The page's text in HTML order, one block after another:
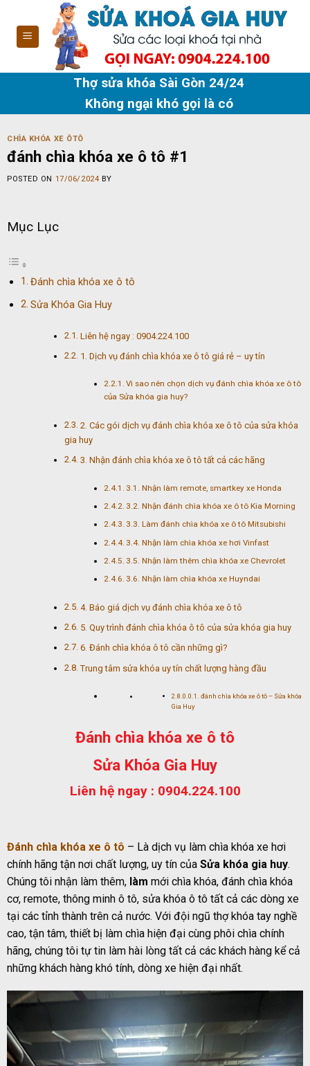
content
Thợ sửa khóa Sài Gòn 24/24
Không ngại khó gọi là có
CHÌA KHÓA XE ÔTÔ
đánh chìa khóa xe ô tô #1
POSTED ON 17/06/2024 BY
Mục Lục
Đánh chìa khóa xe ô tô
Sửa Khóa Gia Huy
Liên hệ ngay : 0904.224.100
1. Dịch vụ đánh chìa khóa xe ô tô giá rẻ – uy tín
Vì sao nên chọn dịch vụ đánh chìa khóa xe ô tô
của Sửa khóa gia huy?
2. Các gói dịch vụ đánh chìa khóa xe ô tô của sửa khóa
gia huy
3. Nhận đánh chìa khóa xe ô tô tất cả các hãng
3.1. Nhận làm remote, smartkey xe Honda
3.2. Nhận đánh chìa khóa xe ô tô Kia Morning
3.3. Làm đánh chìa khóa xe ô tô Mitsubishi
3.4. Nhận làm chìa khóa xe hơi Vinfast
3.5. Nhận làm thêm chìa khóa xe Chevrolet
3.6. Nhận làm chìa khóa xe Huyndai
4. Báo giá dịch vụ đánh chìa khóa xe ô tô
5. Quy trình đánh chìa khóa ô tô của sửa khóa gia huy
6. Đánh chìa khóa ô tô cần những gì?
Trung tâm sửa khóa uy tín chất lượng hàng đầu
đánh chìa khóa xe ô tô – Sửa khóa
Gia Huy
Đánh chìa khóa xe ô tô
Sửa Khóa Gia Huy
Liên hệ ngay : 0904.224.100
Đánh chìa khóa xe ô tô – Là dịch vụ làm chìa khóa xe hơi
chính hãng tận nơi chất lượng, uy tín của Sửa khóa gia huy.
Chúng tôi nhận làm thêm, làm mới chìa khóa, đánh chìa khóa
cơ, remote, thông minh ô tô, sửa khóa ô tô tất cả các dòng xe
tại các tỉnh thành trên cả nước. Với đội ngũ thợ khóa tay nghề
cao, tận tâm, thiết bị làm chìa hiện đại cùng phôi chìa chính
hãng, chúng tôi tự tin làm hài lòng tất cả các khách hàng kể cả
những khách hàng khó tính, dòng xe hiện đại nhất.